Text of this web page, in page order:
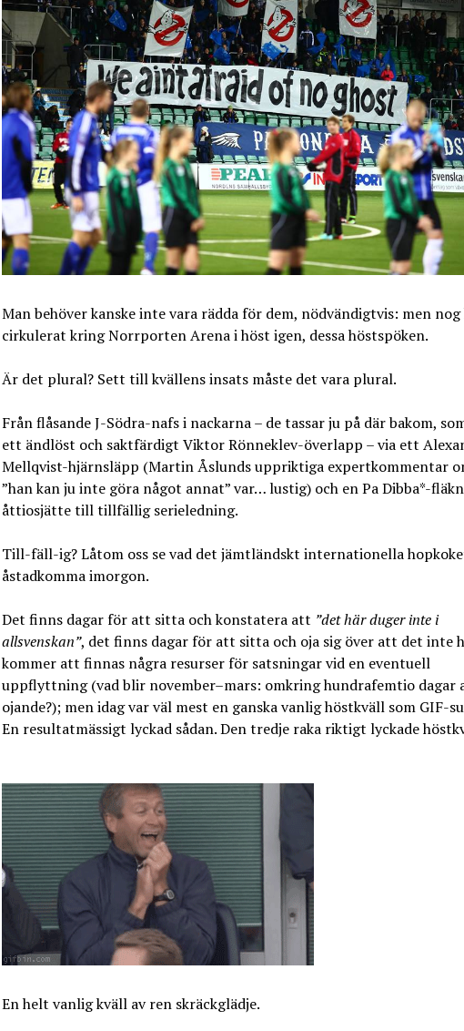
Man behöver kanske inte vara rädda för dem, nödvändigtvis: men nog
cirkulerat kring Norrporten Arena i höst igen, dessa höstspöken.
Är det plural? Sett till kvällens insats måste det vara plural.
Från flåsande J-Södra-nafs i nackarna – de tassar ju på där bakom,
ett ändlöst och saktfärdigt Viktor Rönneklev-överlapp – via ett
Mellqvist-hjärnsläpp (Martin Åslunds uppriktiga expertkommentar
”han kan ju inte göra något annat” var… lustig) och en Pa Dibba*-
åttiosjätte till tillfällig serieledning.
Till-fäll-ig? Låtom oss se vad det jämtländskt internationella
åstadkomma imorgon.
Det finns dagar för att sitta och konstatera att ”det här duger inte i
allsvenskan”, det finns dagar för att sitta och oja sig över att det inte
kommer att finnas några resurser för satsningar vid en eventuell
uppflyttning (vad blir november–mars: omkring hundrafemtio dagar
ojande?); men idag var väl mest en ganska vanlig höstkväll som GIF-
En resultatmässigt lyckad sådan. Den tredje raka riktigt lyckade
En helt vanlig kväll av ren skräckglädje.